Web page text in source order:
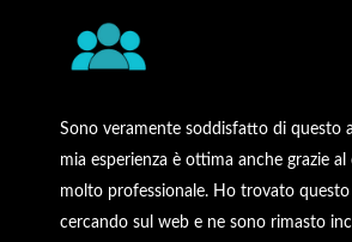
Sono veramente soddisfatto di questo
mia esperienza è ottima anche grazie al
molto professionale. Ho trovato
cercando sul web e ne sono rimasto